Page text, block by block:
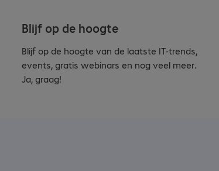
Blijf op de hoogte
Blijf op de hoogte van de laatste IT-trends,
events, gratis webinars en nog veel meer.
Ja, graag!